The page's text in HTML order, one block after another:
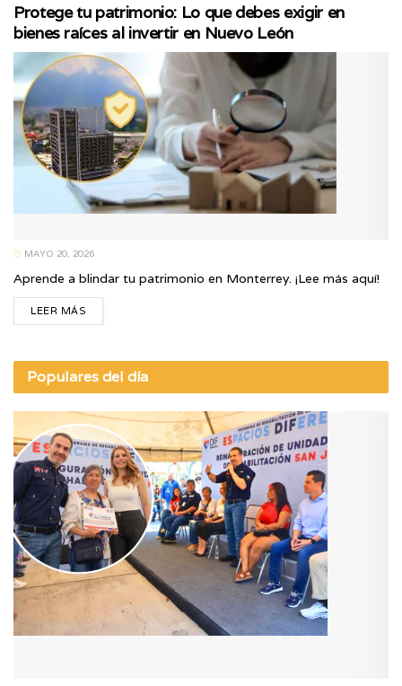
Protege tu patrimonio: Lo que debes exigir en
bienes raíces al invertir en Nuevo León
MAYO 20, 2026
Aprende a blindar tu patrimonio en Monterrey. ¡Lee más aquí!
LEER MÁS
Populares del día